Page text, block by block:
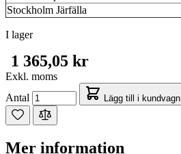
Stockholm Järfälla
I lager
1 365,05 kr
Exkl. moms
Antal
Lägg till i kundvagn
Mer information